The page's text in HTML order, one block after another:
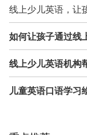
线上少儿英语，让
如何让孩子通过线
线上少儿英语机构
儿童英语口语学习